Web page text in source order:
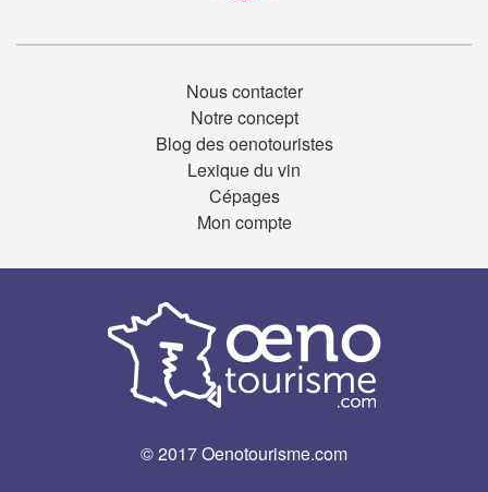
Nous contacter
Notre concept
Blog des oenotouristes
Lexique du vin
Cépages
Mon compte
© 2017 Oenotourisme.com